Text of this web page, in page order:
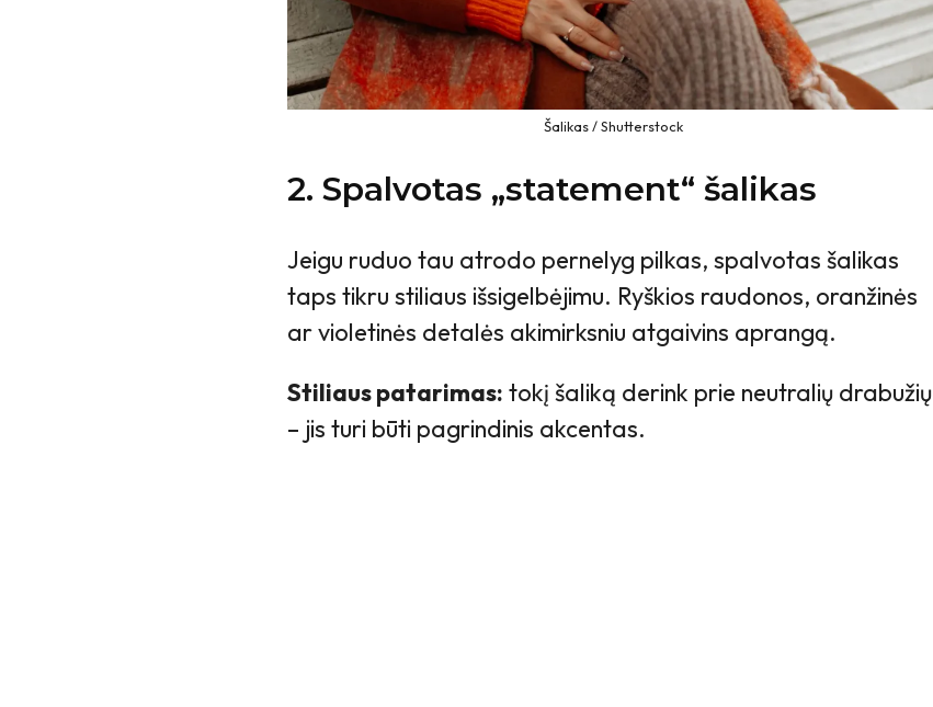
Šalikas / Shutterstock
2. Spalvotas „statement“ šalikas
Jeigu ruduo tau atrodo pernelyg pilkas, spalvotas šalikas
taps tikru stiliaus išsigelbėjimu. Ryškios raudonos, oranžinės
ar violetinės detalės akimirksniu atgaivins aprangą.
Stiliaus patarimas: tokį šaliką derink prie neutralių drabužių
– jis turi būti pagrindinis akcentas.